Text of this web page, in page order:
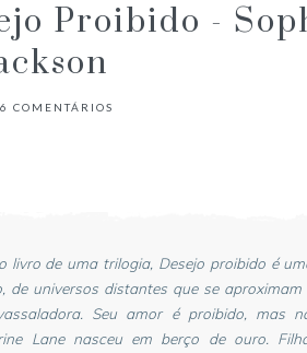
Proibido -
COMENTÁRIOS
livro de uma trilogia, Desejo proibido é
de universos distantes que se aproximam
Seu amor é proibido, mas
Lane nasceu em berço de ouro.